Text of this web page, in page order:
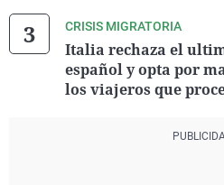
CRISIS MIGRATORIA
Italia rechaza el
español y opta por
los viajeros que